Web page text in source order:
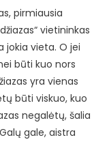
pirmiausia
vietininkas
jokia vieta. O jei
būti kuo nors
yra vienas
būti viskuo, kuo
negalėtų, šalia
gale, aistra